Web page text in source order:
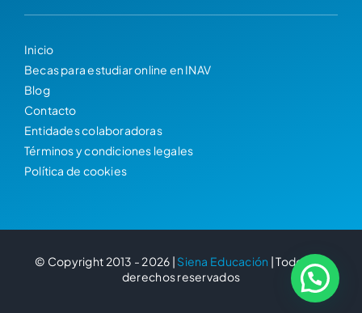
Inicio
Becas para estudiar online en INAV
Blog
Contacto
Entidades colaboradoras
Términos y condiciones legales
Política de cookies
© Copyright 2013 - 2026 | Siena Educación | Todos los
derechos reservados